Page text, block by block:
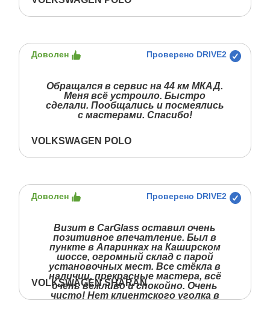
Доволен Проверено DRIVE2
Обращался в сервис на 44 км МКАД.
Меня всё устроило. Быстро
сделали. Пообщались и посмеялись
с мастерами. Спасибо!
VOLKSWAGEN POLO
Доволен Проверено DRIVE2
Визит в CarGlass оставил очень
позитивное впечатление. Был в
пункте в Апаринках на Каширском
шоссе, огромный склад с парой
установочных мест. Все стёкла в
наличии, прекрасные мастера, всё
очень вежливо и спокойно. Очень
чисто! Нет клиентского уголка в
VOLKSWAGEN SHARAN